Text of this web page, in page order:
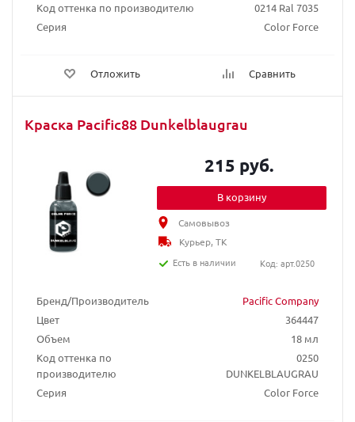
Код оттенка по производителю
0214 Ral 7035
Серия
Color Force
Отложить Сравнить
Краска Pacific88 Dunkelblaugrau
Бренд/Производитель
Pacific Company
Цвет
364447
Объем
18 мл
Код оттенка по
производителю
0250
DUNKELBLAUGRAU
Серия
Color Force
215 руб.
В корзину
Самовывоз
Курьер, ТК
Есть в наличии
Код: арт.0250